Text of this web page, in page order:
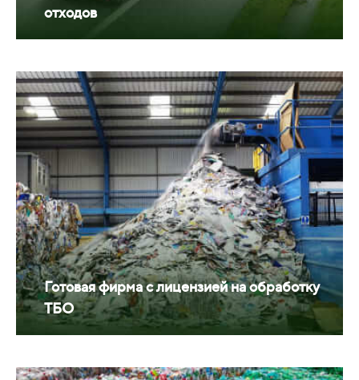
отходов
Готовая фирма с лицензией на обработку
ТБО